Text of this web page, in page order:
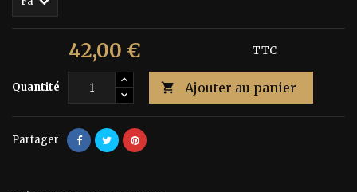
42,00 € TTC
Quantité  Ajouter au panier
Partager